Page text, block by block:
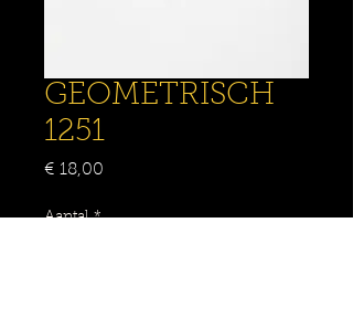
GEOMETRISCH
1251
€ 18,00
Aantal *